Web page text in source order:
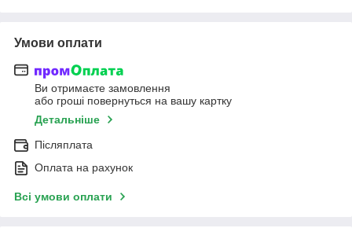
Умови оплати
Ви отримаєте замовлення
або гроші повернуться на вашу картку
Детальніше
Післяплата
Оплата на рахунок
Всі умови оплати